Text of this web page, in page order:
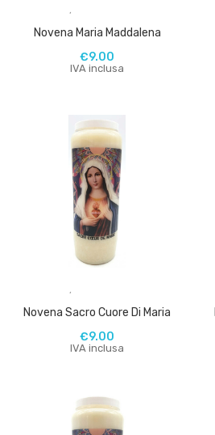
Novena Maria Maddalena
€9.00
IVA inclusa
,
Novena Sacro Cuore Di Maria
€9.00
IVA inclusa